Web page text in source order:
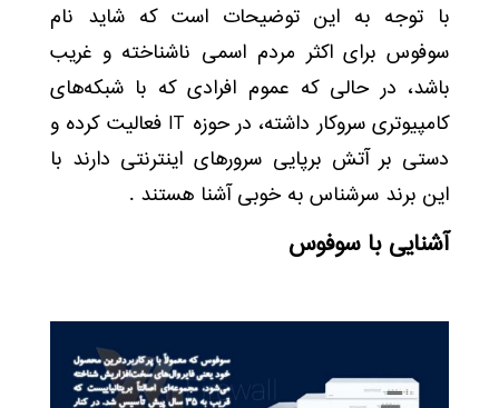
با توجه به این توضیحات است که شاید نام
سوفوس برای اکثر مردم اسمی ناشناخته و غریب
باشد، در حالی که عموم افرادی که با شبکه‌های
کامپیوتری سروکار داشته، در حوزه IT فعالیت کرده و
دستی بر آتش برپایی سرورهای اینترنتی دارند با
این برند سرشناس به خوبی آشنا هستند .
آشنایی با سوفوس